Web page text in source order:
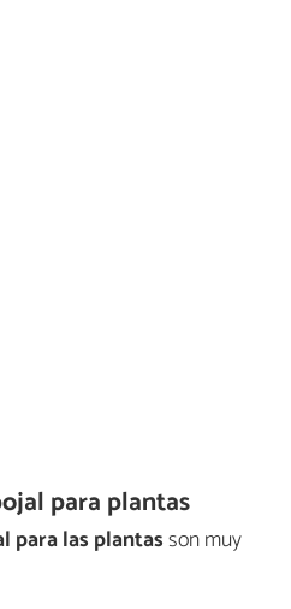
para plantas
para las plantasson muy